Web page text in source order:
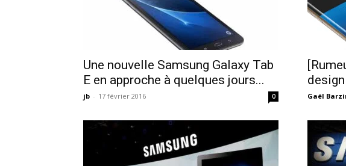
Une nouvelle Samsung Galaxy Tab
E en approche à quelques jours...
jb - 17 février 2016 0 Gaël